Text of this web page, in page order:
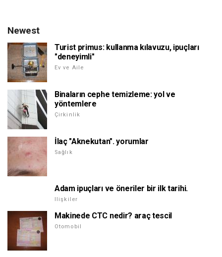
Newest
Turist primus: kullanma kılavuzu, ipuçları
"deneyimli"
Ev ve Aile
Binaların cephe temizleme: yol ve
yöntemlere
Çirkinlik
İlaç "Aknekutan". yorumlar
Sağlık
Adam ipuçları ve öneriler bir ilk tarihi.
Ilişkiler
Makinede CTC nedir? araç tescil
Otomobil